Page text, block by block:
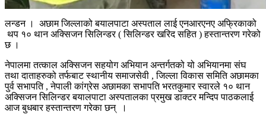
लन्डन । अछाम जिल्लाको बयालपाटा अस्पताल लाई एनआरएनए अफ्रिकाको
थप १० थान अक्सिजन सिलिन्डर ( सिलिन्डर खरिद सहित ) हस्तान्तरण गरेको
छ ।
नेपालमा तत्काल अक्सिजन सहयोग अभियान अन्तर्गतको यो अभियानमा संघ
तथा दाताहरुको तर्फबाट स्थानीय समाजसेवी , जिल्ला विकास समिति अछामका
पुर्व सभापति , नेपाली कांग्रेस अछामका सभापति भरतकुमार स्वारले १० थान
अक्सिजन सिलिन्डर बयालपाटा अस्पतालका प्रमुख डाक्टर मन्दिप पाठकलाई
आज बुधबार हस्तान्तरण गरेका छन् ।